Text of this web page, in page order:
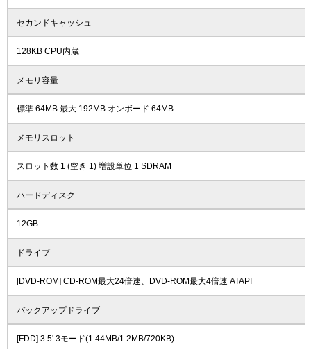
セカンドキャッシュ
128KB CPU内蔵
メモリ容量
標準 64MB 最大 192MB オンボード 64MB
メモリスロット
スロット数 1 (空き 1) 増設単位 1 SDRAM
ハードディスク
12GB
ドライブ
[DVD-ROM] CD-ROM最大24倍速、DVD-ROM最大4倍速 ATAPI
バックアップドライブ
[FDD] 3.5' 3モード(1.44MB/1.2MB/720KB)